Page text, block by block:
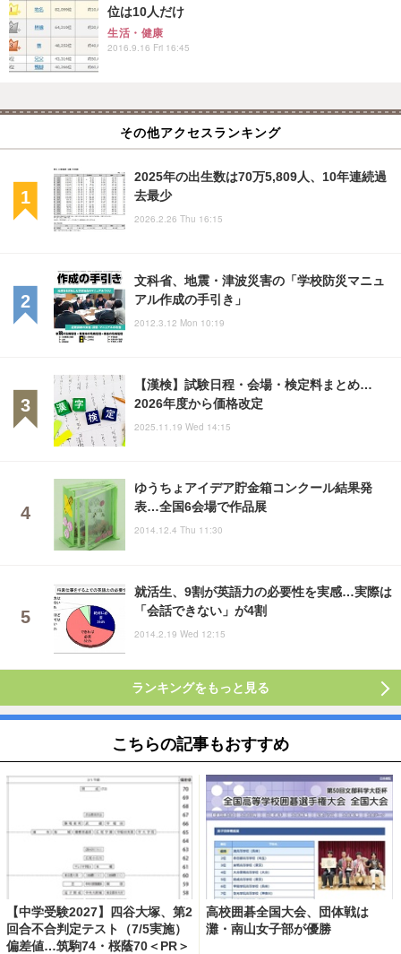
位は10人だけ
生活・健康
2016.9.16 Fri 16:45
その他アクセスランキング
2025年の出生数は70万5,809人、10年連続過
去最少
2026.2.26 Thu 16:15
文科省、地震・津波災害の「学校防災マニュ
アル作成の手引き」
2012.3.12 Mon 10:19
【漢検】試験日程・会場・検定料まとめ…
2026年度から価格改定
2025.11.19 Wed 14:15
ゆうちょアイデア貯金箱コンクール結果発
表…全国6会場で作品展
2014.12.4 Thu 11:30
就活生、9割が英語力の必要性を実感…実際は
「会話できない」が4割
2014.2.19 Wed 12:15
ランキングをもっと見る
こちらの記事もおすすめ
【中学受験2027】四谷大塚、第2
回合不合判定テスト（7/5実施）
偏差値…筑駒74・桜蔭70＜PR＞
高校囲碁全国大会、団体戦は
灘・南山女子部が優勝